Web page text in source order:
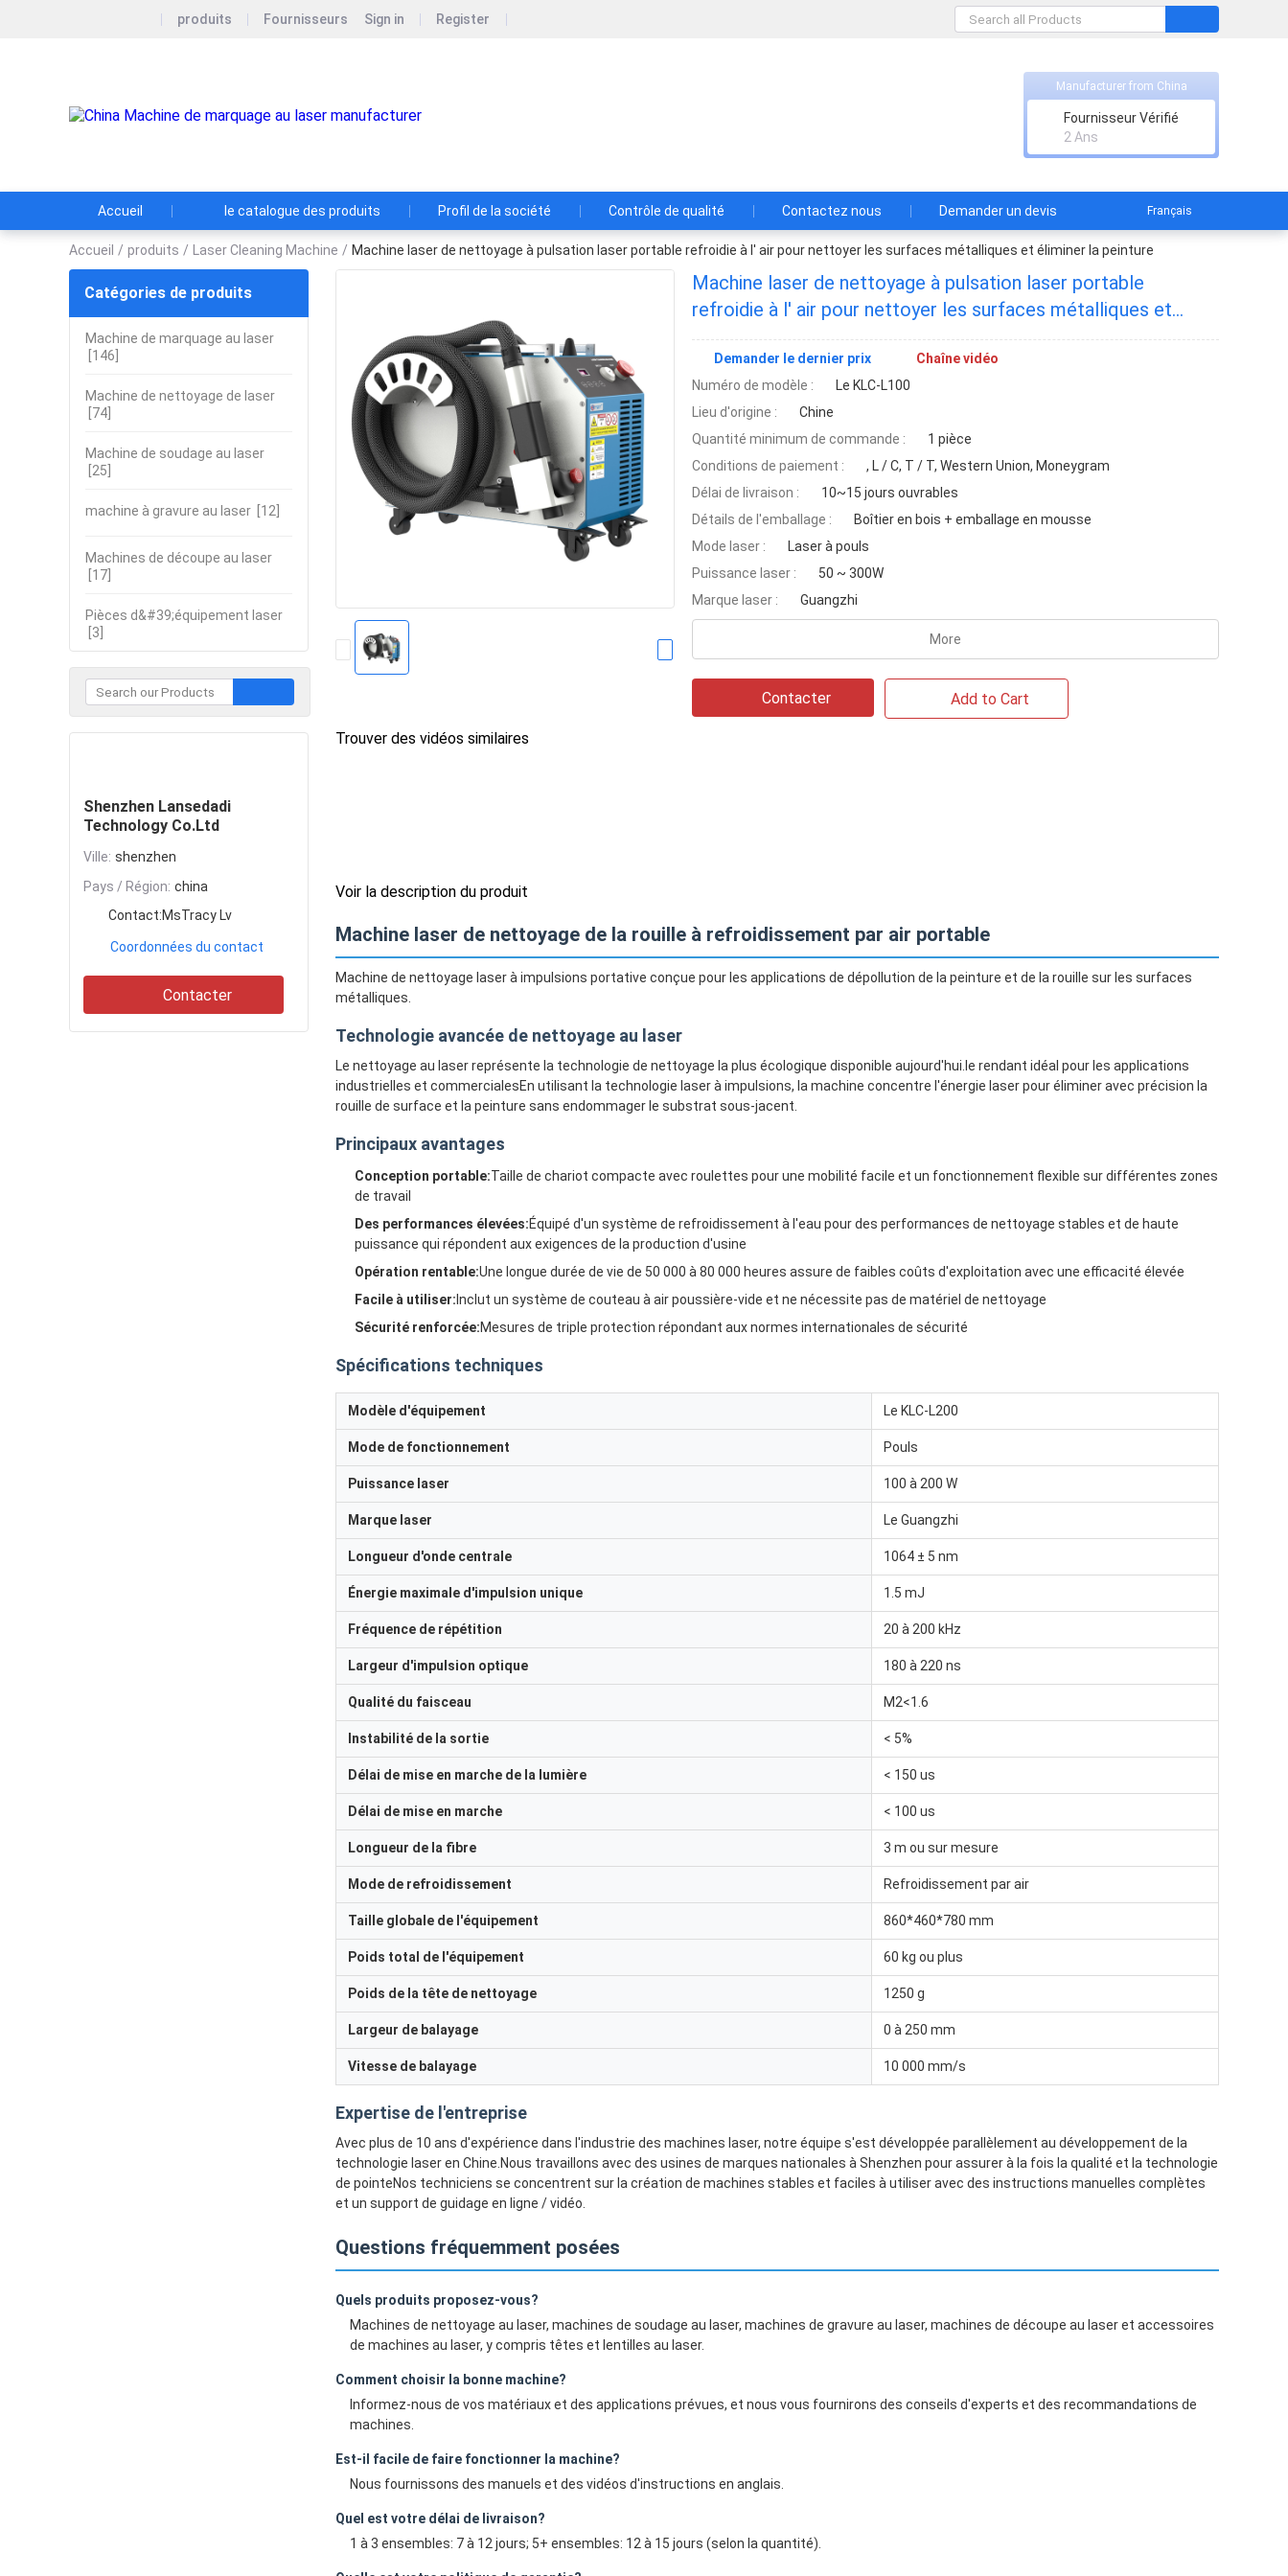
produits Fournisseurs Sign in Register
Manufacturer from China
Fournisseur Vérifié
2 Ans
Accueil le catalogue des produits Profil de la société Contrôle de qualité Contactez nous Demander un devis Français
Accueil / produits / Laser Cleaning Machine / Machine laser de nettoyage à pulsation laser portable refroidie à l' air pour nettoyer les surfaces métalliques et éliminer la peinture
Catégories de produits
Machine de marquage au laser
[146]
Machine de nettoyage de laser
[74]
Machine de soudage au laser
[25]
machine à gravure au laser [12]
Machines de découpe au laser
[17]
Pièces d&#39;équipement laser
[3]
Shenzhen Lansedadi
Technology Co.Ltd
Ville: shenzhen
Pays / Région: china
Contact:MsTracy Lv
Coordonnées du contact
Contacter
Machine laser de nettoyage à pulsation laser portable
refroidie à l' air pour nettoyer les surfaces métalliques et
éliminer la peinture
Demander le dernier prix
Chaîne vidéo
Numéro de modèle :
Le KLC-L100
Lieu d'origine :
Chine
Quantité minimum de commande :
1 pièce
Conditions de paiement :
, L / C, T / T, Western Union, Moneygram
Délai de livraison :
10~15 jours ouvrables
Détails de l'emballage :
Boîtier en bois + emballage en mousse
Mode laser :
Laser à pouls
Puissance laser :
50 ~ 300W
Marque laser :
Guangzhi
More
Contacter Add to Cart
Trouver des vidéos similaires
Voir la description du produit
Machine laser de nettoyage de la rouille à refroidissement par air portable
Machine de nettoyage laser à impulsions portative conçue pour les applications de dépollution de la peinture et de la rouille sur les surfaces
métalliques.
Technologie avancée de nettoyage au laser
Le nettoyage au laser représente la technologie de nettoyage la plus écologique disponible aujourd'hui.le rendant idéal pour les applications
industrielles et commercialesEn utilisant la technologie laser à impulsions, la machine concentre l'énergie laser pour éliminer avec précision la
rouille de surface et la peinture sans endommager le substrat sous-jacent.
Principaux avantages
Conception portable:Taille de chariot compacte avec roulettes pour une mobilité facile et un fonctionnement flexible sur différentes zones
de travail
Des performances élevées:Équipé d'un système de refroidissement à l'eau pour des performances de nettoyage stables et de haute
puissance qui répondent aux exigences de la production d'usine
Opération rentable:Une longue durée de vie de 50 000 à 80 000 heures assure de faibles coûts d'exploitation avec une efficacité élevée
Facile à utiliser: Inclut un système de couteau à air poussière-vide et ne nécessite pas de matériel de nettoyage
Sécurité renforcée:Mesures de triple protection répondant aux normes internationales de sécurité
Spécifications techniques
Modèle d'équipement Le KLC-L200
Mode de fonctionnement Pouls
Puissance laser 100 à 200 W
Marque laser Le Guangzhi
Longueur d'onde centrale 1064 ± 5 nm
Énergie maximale d'impulsion unique 1.5 mJ
Fréquence de répétition 20 à 200 kHz
Largeur d'impulsion optique 180 à 220 ns
Qualité du faisceau M2<1.6
Instabilité de la sortie < 5%
Délai de mise en marche de la lumière < 150 us
Délai de mise en marche < 100 us
Longueur de la fibre 3 m ou sur mesure
Mode de refroidissement Refroidissement par air
Taille globale de l'équipement 860*460*780 mm
Poids total de l'équipement 60 kg ou plus
Poids de la tête de nettoyage 1250 g
Largeur de balayage 0 à 250 mm
Vitesse de balayage 10 000 mm/s
Expertise de l'entreprise
Avec plus de 10 ans d'expérience dans l'industrie des machines laser, notre équipe s'est développée parallèlement au développement de la
technologie laser en Chine.Nous travaillons avec des usines de marques nationales à Shenzhen pour assurer à la fois la qualité et la technologie
de pointeNos techniciens se concentrent sur la création de machines stables et faciles à utiliser avec des instructions manuelles complètes
et un support de guidage en ligne / vidéo.
Questions fréquemment posées
Quels produits proposez-vous?
Machines de nettoyage au laser, machines de soudage au laser, machines de gravure au laser, machines de découpe au laser et accessoires
de machines au laser, y compris têtes et lentilles au laser.
Comment choisir la bonne machine?
Informez-nous de vos matériaux et des applications prévues, et nous vous fournirons des conseils d'experts et des recommandations de
machines.
Est-il facile de faire fonctionner la machine?
Nous fournissons des manuels et des vidéos d'instructions en anglais.
Quel est votre délai de livraison?
1 à 3 ensembles: 7 à 12 jours; 5+ ensembles: 12 à 15 jours (selon la quantité).